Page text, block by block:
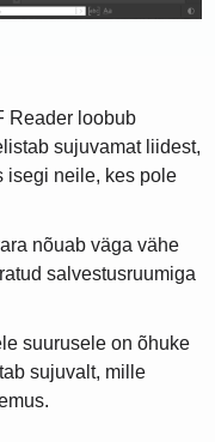
Reader loobub
sujuvamat liidest,
isegi neile, kes pole
nõuab väga vähe
salvestusruumiga
suurusele on õhuke
sujuvalt, mille